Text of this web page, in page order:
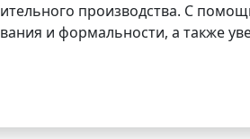
производства. С
и формальности, а также